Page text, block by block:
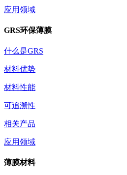
应用领域
GRS环保薄膜
什么是GRS
材料优势
材料性能
可追溯性
相关产品
应用领域
薄膜材料